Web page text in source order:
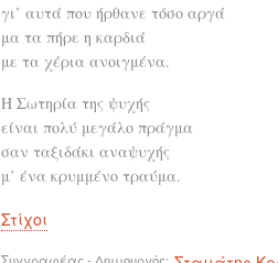
γι’ αυτά που ήρθανε τόσο αργά
μα τα πήρε η καρδιά
με τα χέρια ανοιγμένα.
Η Σωτηρία της ψυχής
είναι πολύ μεγάλο πράγμα
σαν ταξιδάκι αναψυχής
μ’ ένα κρυμμένο τραύμα.
Στίχοι